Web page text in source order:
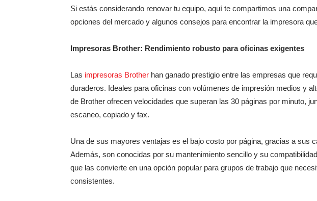
Si estás considerando renovar tu equipo, aquí te compartimos una
opciones del mercado y algunos consejos para encontrar la impresora
Impresoras Brother: Rendimiento robusto para oficinas exigentes
Las impresoras Brother han ganado prestigio entre las empresas que
duraderos. Ideales para oficinas con volúmenes de impresión medios y
de Brother ofrecen velocidades que superan las 30 páginas por minuto,
escaneo, copiado y fax.
Una de sus mayores ventajas es el bajo costo por página, gracias a sus
Además, son conocidas por su mantenimiento sencillo y su
que las convierte en una opción popular para grupos de trabajo que
consistentes.